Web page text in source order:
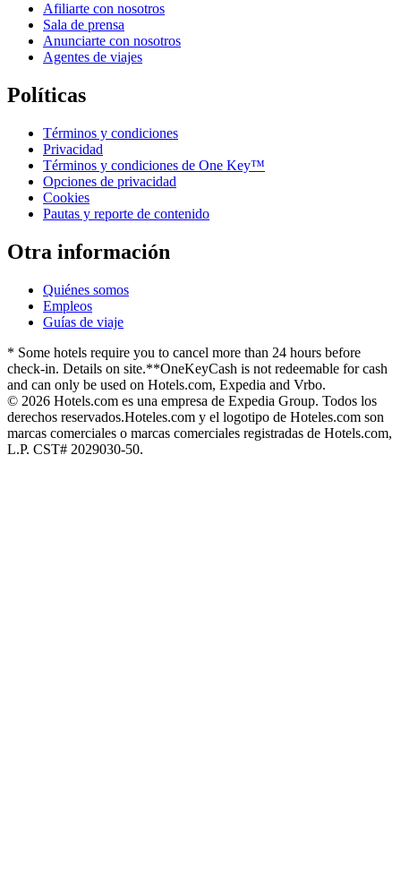
Afiliarte con nosotros
Sala de prensa
Anunciarte con nosotros
Agentes de viajes
Políticas
Términos y condiciones
Privacidad
Términos y condiciones de One Key™
Opciones de privacidad
Cookies
Pautas y reporte de contenido
Otra información
Quiénes somos
Empleos
Guías de viaje
* Some hotels require you to cancel more than 24 hours before
check-in. Details on site.**OneKeyCash is not redeemable for cash
and can only be used on Hotels.com, Expedia and Vrbo.
© 2026 Hotels.com es una empresa de Expedia Group. Todos los
derechos reservados.Hoteles.com y el logotipo de Hoteles.com son
marcas comerciales o marcas comerciales registradas de Hotels.com,
L.P. CST# 2029030-50.